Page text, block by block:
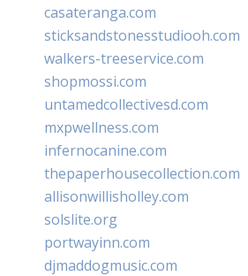
casateranga.com
sticksandstonesstudiooh.com
walkers-treeservice.com
shopmossi.com
untamedcollectivesd.com
mxpwellness.com
infernocanine.com
thepaperhousecollection.com
allisonwillisholley.com
solslite.org
portwayinn.com
djmaddogmusic.com